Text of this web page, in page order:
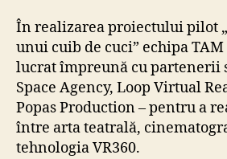
În realizarea proiectului pilot
unui cuib de cuci” echipa TAM
lucrat împreună cu partenerii
Space Agency, Loop Virtual
Popas Production – pentru a
între arta teatrală,
tehnologia VR360.